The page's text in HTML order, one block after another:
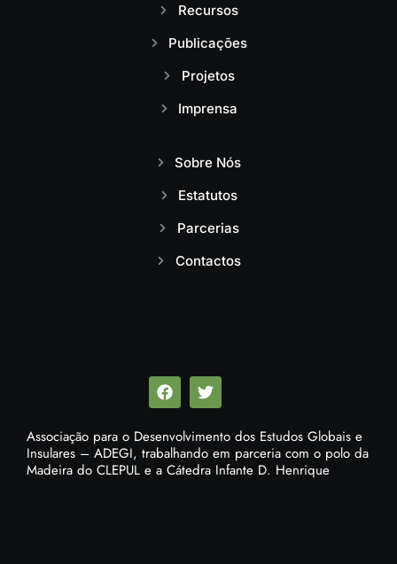
Recursos
Publicações
Projetos
Imprensa
Sobre Nós
Estatutos
Parcerias
Contactos
Associação para o Desenvolvimento dos Estudos Globais e
Insulares – ADEGI, trabalhando em parceria com o polo da
Madeira do CLEPUL e a Cátedra Infante D. Henrique